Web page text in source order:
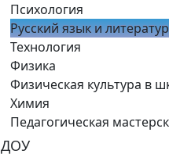
Психология
Русский язык и
Технология
Физика
Физическая культура в
Химия
Педагогическая
ДОУ